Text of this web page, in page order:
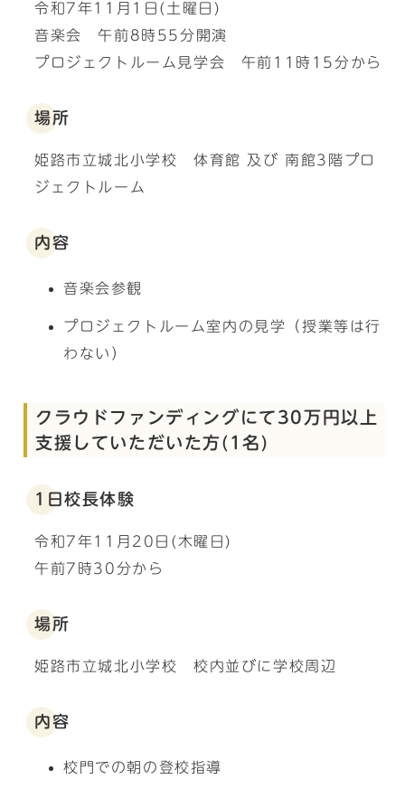
令和7年11月1日(土曜日)
音楽会 午前8時55分開演
プロジェクトルーム見学会 午前11時15分から
場所
姫路市立城北小学校 体育館 及び 南館3階プロ
ジェクトルーム
内容
音楽会参観
プロジェクトルーム室内の見学（授業等は行
わない）
クラウドファンディングにて30万円以上
支援していただいた方(1名)
1日校長体験
令和7年11月20日(木曜日)
午前7時30分から
場所
姫路市立城北小学校 校内並びに学校周辺
内容
校門での朝の登校指導